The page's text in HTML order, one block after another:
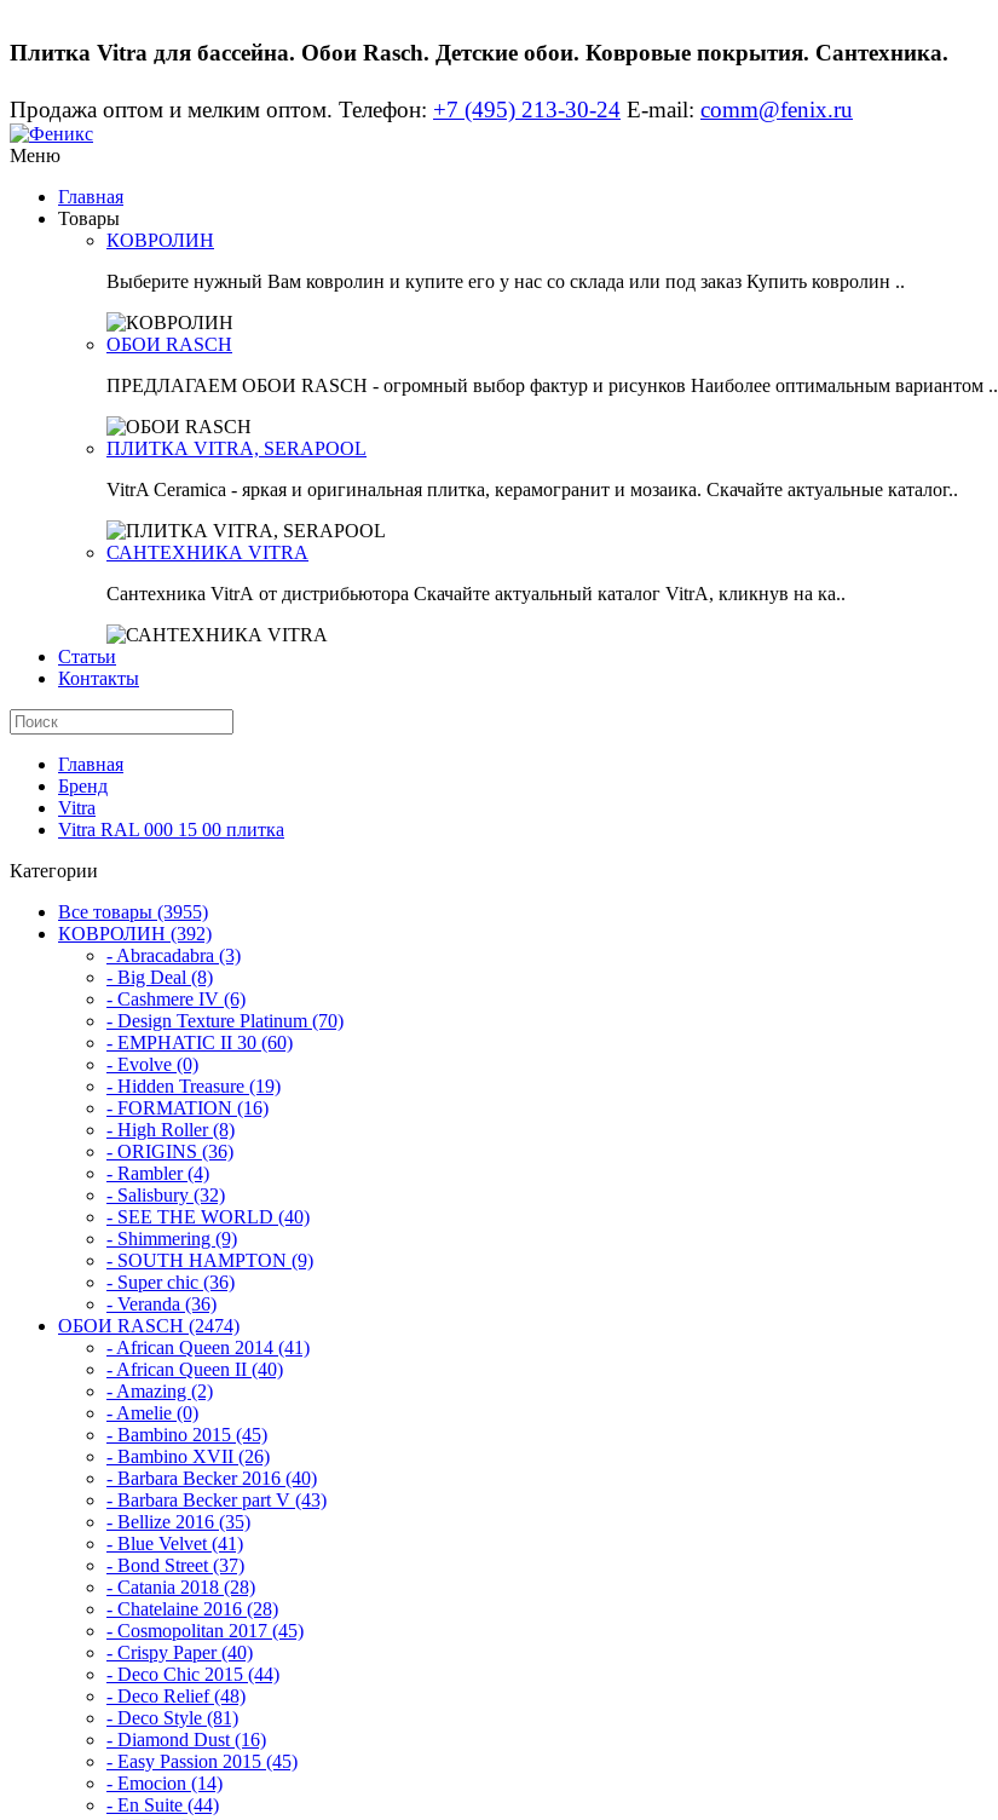
Плитка Vitra для бассейна. Обои Rasch. Детские обои. Ковровые покрытия. Сантехника.
Продажа оптом и мелким оптом. Телефон: +7 (495) 213-30-24 E-mail: comm@fenix.ru
Меню
Главная
Товары
КОВРОЛИН
Выберите нужный Вам ковролин и купите его у нас со склада или под заказ Купить ковролин ..
ОБОИ RASCH
ПРЕДЛАГАЕМ ОБОИ RASCH - огромный выбор фактур и рисунков Наиболее оптимальным вариантом ..
ПЛИТКА VITRA, SERAPOOL
VitrA Ceramica - яркая и оригинальная плитка, керамогранит и мозаика. Скачайте актуальные каталог..
САНТЕХНИКА VITRA
Сантехника VitrA от дистрибьютора Скачайте актуальный каталог VitrA, кликнув на ка..
Статьи
Контакты
Главная
Бренд
Vitra
Vitra RAL 000 15 00 плитка
Категории
Все товары (3955)
КОВРОЛИН (392)
- Abracadabra (3)
- Big Deal (8)
- Cashmere IV (6)
- Design Texture Platinum (70)
- EMPHATIC II 30 (60)
- Evolve (0)
- Hidden Treasure (19)
- FORMATION (16)
- High Roller (8)
- ORIGINS (36)
- Rambler (4)
- Salisbury (32)
- SEE THE WORLD (40)
- Shimmering (9)
- SOUTH HAMPTON (9)
- Super chic (36)
- Veranda (36)
ОБОИ RASCH (2474)
- African Queen 2014 (41)
- African Queen II (40)
- Amazing (2)
- Amelie (0)
- Bambino 2015 (45)
- Bambino XVII (26)
- Barbara Becker 2016 (40)
- Barbara Becker part V (43)
- Bellize 2016 (35)
- Blue Velvet (41)
- Bond Street (37)
- Catania 2018 (28)
- Chatelaine 2016 (28)
- Cosmopolitan 2017 (45)
- Crispy Paper (40)
- Deco Chic 2015 (44)
- Deco Relief (48)
- Deco Style (81)
- Diamond Dust (16)
- Easy Passion 2015 (45)
- Emocion (14)
- En Suite (44)